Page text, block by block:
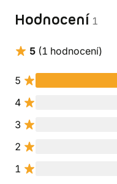
Hodnocení 1
5 (1 hodnocení)
5
4
3
2
1